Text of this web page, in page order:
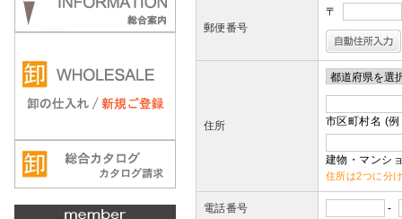
郵便番号
〒
住所 市区町村名 (
建物・マンシ
住所は2つに分
電話番号 -